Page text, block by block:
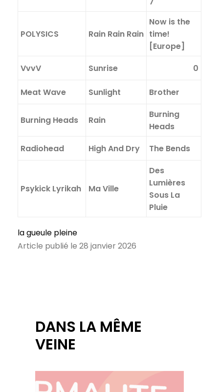
POLYSICS Rain Rain Rain
Now is the
time!
[Europe]
VvvV
Sunrise 0
Meat Wave Sunlight Brother
Burning Heads Rain
Burning
Heads
Radiohead
High And Dry The Bends
Psykick Lyrikah Ma Ville
Des
Lumières
Sous La
Pluie
la gueule pleine
Article publié le 28 janvier 2026
DANS LA MÊME
VEINE